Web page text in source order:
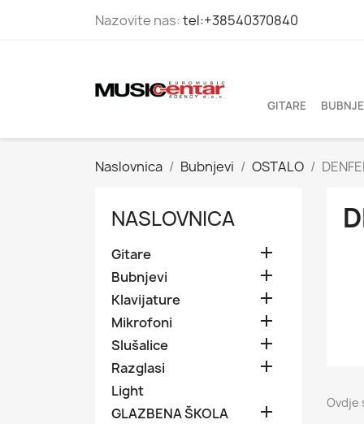
Nazovite nas:tel:+38540370840
GITARE
Naslovnica Bubnjevi OSTALO
NASLOVNICA
Gitare 
Bubnjevi 
Klavijature 
Mikrofoni 
Slušalice 
Razglasi 
Light
GLAZBENA ŠKOLA
 Ovdje